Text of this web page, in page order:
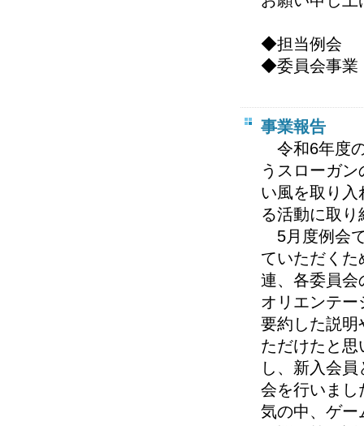
◆担当例会
◆委員会事
事業報告
令和6年度
うスローガ
い風を取り
る活動に取
5月度例会
ていただく
連、各委員会
オリエンテ
要約した説明
ただけたと
し、新入会
会を行いまし
気の中、ゲー